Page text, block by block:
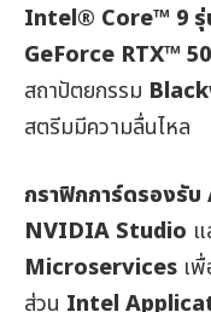
Intel® Core™ 9
GeForce RTX™
สถาปัตยกรรม
สตรีมมีความลื่นไหล
กราฟิกการ์ดรองรับ
NVIDIA Studio แ
Microservices เ
ส่วน Intel